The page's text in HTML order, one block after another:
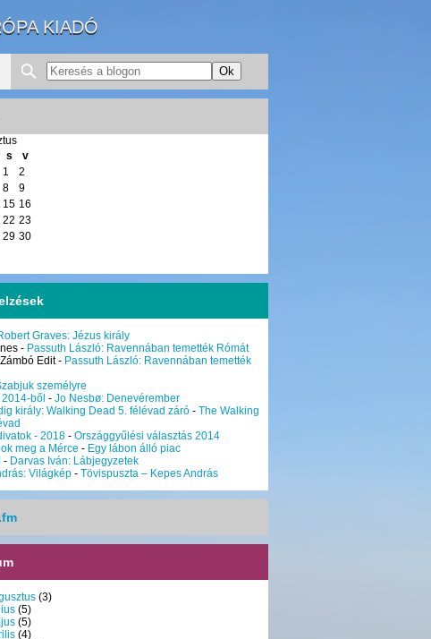
KIADÓ
s
v
1
2
8
9
15 16
22 23
29 30
Graves: Jézus király
- Passuth László: Ravennában temették Rómát
Edit- Passuth László: Ravennában temették
személyre
ből - Jo Nesbø: Denevérember
király: Walking Dead 5. félévad záró - The Walking
- 2018 - Országgyűlési választás 2014
meg a Mérce - Egy lábon álló piac
- Darvas Iván: Lábjegyzetek
Világkép - Tövispuszta – Kepes András
(3)
(5)
(5)
(4)